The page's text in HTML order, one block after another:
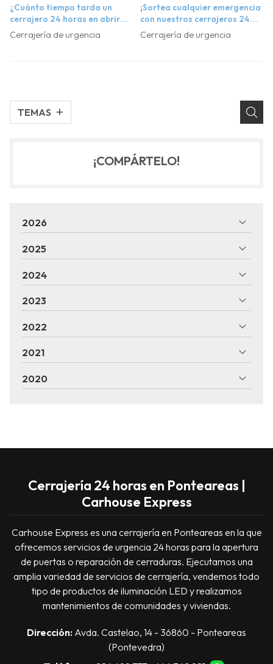
TEMAS
¿Cuánto tiempo tarda un
cerrajero 24 horas en abrir
una puerta?
Cerrajería de urgencia
¡Sortea cualquier emergencia
con nuestros cerrajeros 24
horas!
Cerrajería de urgencia
¡COMPÁRTELO!
2026
2025
2024
2023
2022
2021
2020
Cerrajería 24 horas en Ponteareas |
Carhouse Express
Carhouse Express es una cerrajería en Ponteareas en la que
ofrecemos servicios de urgencia 24 horas para la apertura
de puertas o reparación de cerraduras. Ejecutamos una
amplia variedad de servicios de cerrajería, vendemos todo
tipo de productos de iluminación LED y realizamos
mantenimientos de comunidades y viviendas.
Dirección: Avda. Castelao, 14 - 36860 - Ponteareas
(Pontevedra)